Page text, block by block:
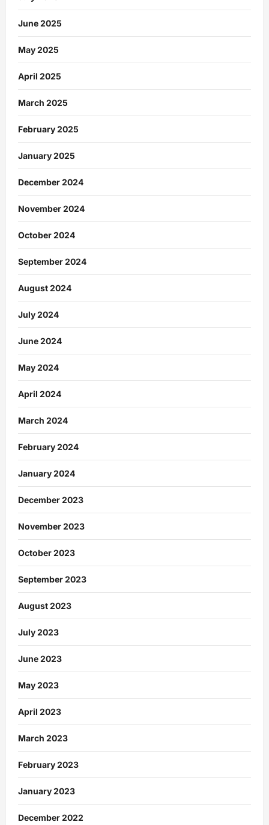
June 2025
May 2025
April 2025
March 2025
February 2025
January 2025
December 2024
November 2024
October 2024
September 2024
August 2024
July 2024
June 2024
May 2024
April 2024
March 2024
February 2024
January 2024
December 2023
November 2023
October 2023
September 2023
August 2023
July 2023
June 2023
May 2023
April 2023
March 2023
February 2023
January 2023
December 2022